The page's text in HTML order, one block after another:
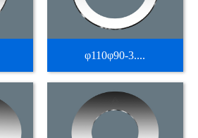
φ110φ90-3....